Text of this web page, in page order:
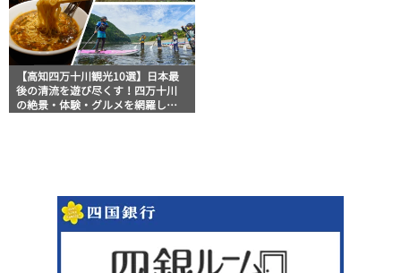
【高知四万十川観光10選】日本最
後の清流を遊び尽くす！四万十川
の絶景・体験・グルメを網羅した